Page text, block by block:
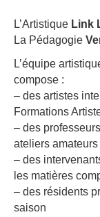
L’Artistique Link
La Pédagogie
L’équipe
compose :
– des artistes
Formations
– des
ateliers amateurs
– des
les matières
– des résidents
saison